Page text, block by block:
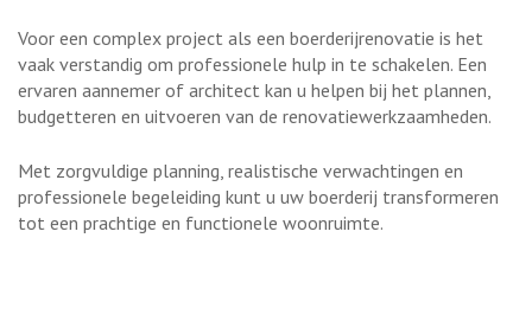
Voor een complex project als een boerderijrenovatie is het
vaak verstandig om professionele hulp in te schakelen. Een
ervaren aannemer of architect kan u helpen bij het plannen,
budgetteren en uitvoeren van de renovatiewerkzaamheden.
Met zorgvuldige planning, realistische verwachtingen en
professionele begeleiding kunt u uw boerderij transformeren
tot een prachtige en functionele woonruimte.